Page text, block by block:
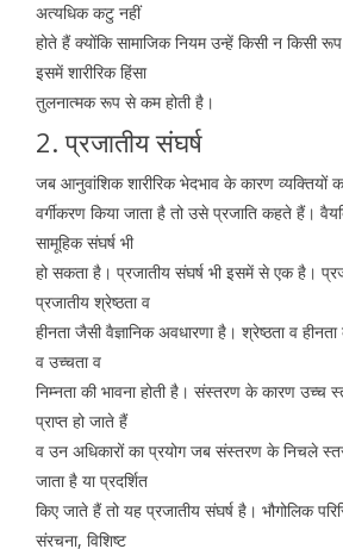
अत्यधिक कटु नहीं
होते हैं क्योंकि सामाजिक नियम उन्हें किसी न किसी
इसमें शारीरिक हिंसा
तुलनात्मक रूप से कम होती है।
2. प्रजातीय संघर्ष
जब आनुवांशिक शारीरिक भेदभाव के कारण व्यक्तियों
वर्गीकरण किया जाता है तो उसे प्रजाति कहते हैं।
सामूहिक संघर्ष भी
हो सकता है। प्रजातीय संघर्ष भी इसमें से एक है।
प्रजातीय श्रेष्ठता व
हीनता जैसी वैज्ञानिक अवधारणा है। श्रेष्ठता व
व उच्चता व
निम्नता की भावना होती है। संस्तरण के कारण उच्च
प्राप्त हो जाते हैं
व उन अधिकारों का प्रयोग जब संस्तरण के निचले
जाता है या प्रदर्शित
किए जाते हैं तो यह प्रजातीय संघर्ष है। भौगोलिक
संरचना, विशिष्ट